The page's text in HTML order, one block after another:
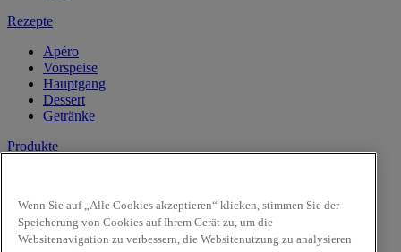
Rezepte
Apéro
Vorspeise
Hauptgang
Dessert
Getränke
Produkte
Reis & Nudeln
Kochsaucen
Saucen
Wenn Sie auf „Alle Cookies akzeptieren“ klicken, stimmen Sie der
Speicherung von Cookies auf Ihrem Gerät zu, um die
Websitenavigation zu verbessern, die Websitenutzung zu analysieren